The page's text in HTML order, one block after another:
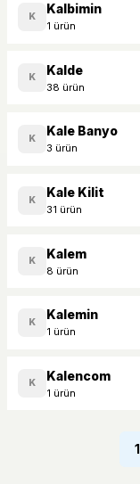
K Kalbimin
1 ürün
K Kalde
38 ürün
K Kale Banyo
3 ürün
K Kale Kilit
31 ürün
K Kalem
8 ürün
K Kalemin
1 ürün
K Kalencom
1 ürün
1